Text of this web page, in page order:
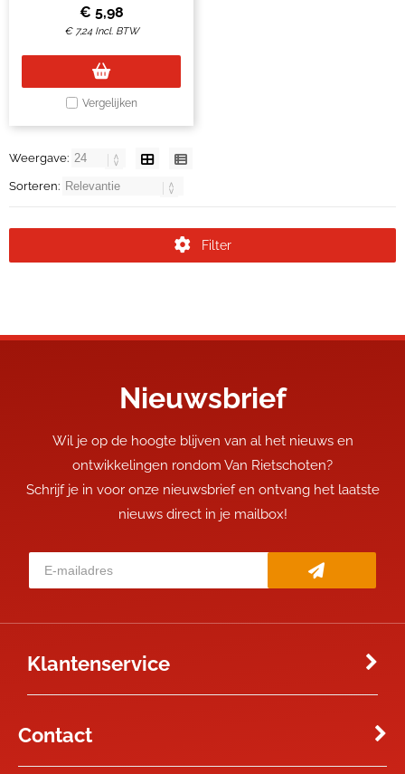
€ 5,98
€ 7,24 Incl. BTW
Vergelijken
Weergave:
Sorteren:
Filter
Nieuwsbrief
Wil je op de hoogte blijven van al het nieuws en
ontwikkelingen rondom Van Rietschoten?
Schrijf je in voor onze nieuwsbrief en ontvang het laatste
nieuws direct in je mailbox!
Klantenservice
Contact